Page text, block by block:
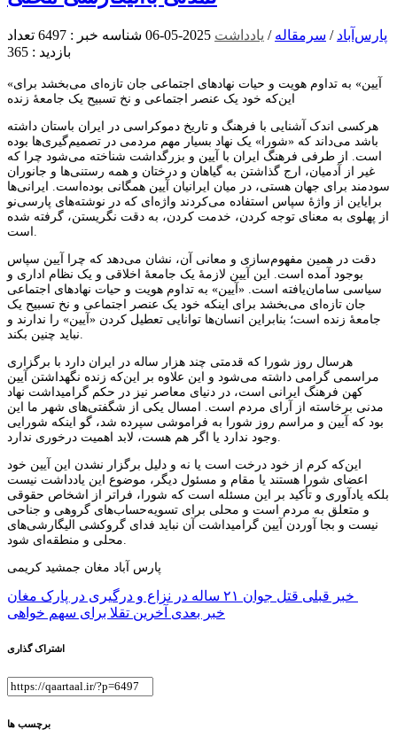
پارس‌آباد / سرمقاله / یادداشت 2025-05-06 شناسه خبر : 6497
تعداد
بازدید : 365
«آیین» به تداوم هویت و حیات نهادهای اجتماعی جان تازه‌ای می‌بخشد برای
این‌که خود یک عنصر اجتماعی و نخ تسبیح یک جامعۀ زنده
هرکسی اندک آشنایی با فرهنگ و تاریخ دموکراسی در ایران باستان داشته
باشد می‌داند که «شورا» یک نهاد بسیار مهم مردمی در تصمیم‌گیری‌ها بوده
است. از طرفی فرهنگ ایران با آیین و بزرگداشت شناخته می‌شود چرا که
غیر از آدمیان، ارج گذاشتن به گیاهان و درختان و همه رستنی‌ها و جانوران
سودمند برای جهان هستی، در میان ایرانیان آیین همگانی بوده‌است. ایرانی‌ها
برایاین از واژۀ سپاس استفاده می‌کردند واژه‌ای که در نوشته‌های پارسی‌نو
از پهلوی به معنای توجه کردن، خدمت کردن، به دقت نگریستن، گرفته شده
دقت در همین مفهوم‌سازی و معانی آن، نشان می‌دهد که چرا آیین سپاس
بوجود آمده است. این آیین لازمۀ یک جامعۀ اخلاقی و یک نظام اداری و
سیاسی سامان‌یافته است. «آیین» به تداوم هویت و حیات نهادهای اجتماعی
جان تازه‌ای می‌بخشد برای اینکه خود یک عنصر اجتماعی و نخ تسبیح یک
جامعۀ زنده است؛ بنابراین انسان‌ها توانایی تعطیل کردن «آیین» را ندارند و
هرسال روز شورا که قدمتی چند هزار ساله در ایران دارد با برگزاری
مراسمی گرامی داشته می‌شود و این علاوه بر این‌که زنده نگهداشتن آیین
کهن فرهنگ ایرانی است، در دنیای معاصر نیز در حکم گرامیداشت نهاد
مدنی برخاسته از آرای مردم است. امسال یکی از شگفتی‌های شهر ما این
بود که آیین و مراسم روز شورا به فراموشی سپرده شد، گو اینکه شورایی
این‌که کرم از خود درخت است یا نه و دلیل برگزار نشدن این آیین خود
اعضای شورا هستند یا مقام و مسئول دیگر، موضوع این یادداشت نیست
بلکه یادآوری و تأکید بر این مسئله است که شورا، فراتر از اشخاص حقوقی
و متعلق به مردم است و محلی برای تسویه‌حساب‌های گروهی و جناحی
نیست و بجا آوردن آیین گرامیداشت آن نباید فدای گروکشی الیگارشی‌های
پارس آباد مغان جمشید کریمی
راهبری
نوشته
خبر قبلی
خبر بعدی آخرین تقلا برای سهم خواهی
اشتراک گذاری
برچسب ها